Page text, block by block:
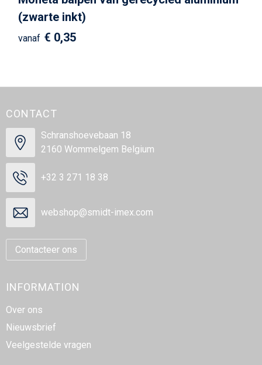
(zwarte inkt)
vanaf € 0,35
CONTACT
Schranshoevebaan 18
2160 Wommelgem Belgium
+32 3 271 18 38
webshop@smidt-imex.com
Contacteer ons
INFORMATION
Over ons
Nieuwsbrief
Veelgestelde vragen